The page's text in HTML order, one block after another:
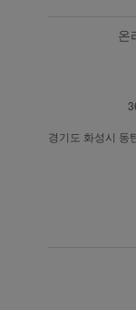
온
경기도 화성시 동